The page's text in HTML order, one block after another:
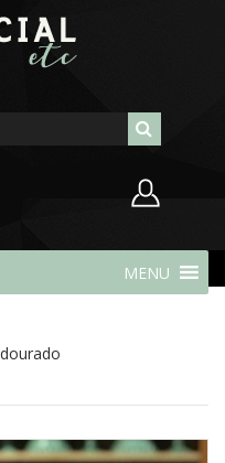
Lembrar-me
MENU